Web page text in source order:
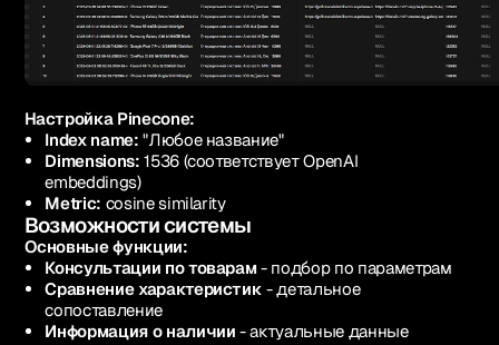
Настройка Pinecone:
Index name: "Любое название"
Dimensions: 1536 (соответствует OpenAI
embeddings)
Metric: cosine similarity
Возможности системы
Основные функции:
Консультации по товарам - подбор по параметрам
Сравнение характеристик - детальное
сопоставление
Информация о наличии - актуальные данные